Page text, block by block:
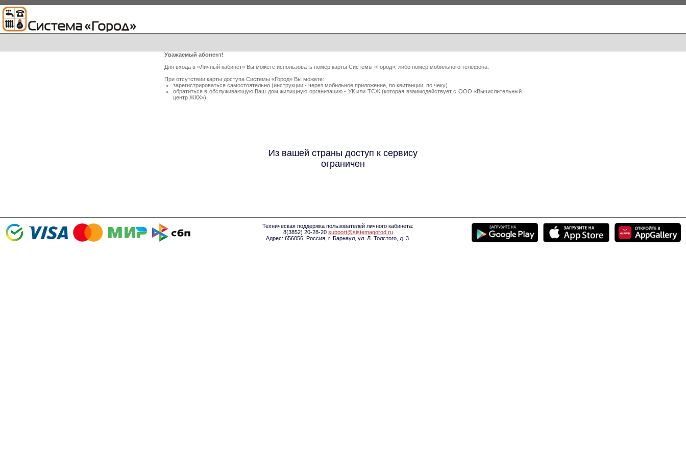
Уважаемый абонент!
Для входа в «Личный кабинет» Вы можете использовать номер карты Системы «Город», либо номер мобильного телефона.
При отсутствии карты доступа Системы «Город» Вы можете:
зарегистрироваться самостоятельно (инструкции - через мобильное приложение по квитанции по чеку)
обратиться в обслуживающую Ваш дом жилищную организацию - УК или ТСЖ (которая взаимодействует с ООО «Вычислительный
центр ЖКХ»)
Из вашей страны доступ к сервису
ограничен
Техническая поддержка пользователей личного кабинета:
8(3852) 20-28-20 support@sistemagorod.ru
Адрес: 656056, Россия, г. Барнаул, ул. Л. Толстого, д. 3.